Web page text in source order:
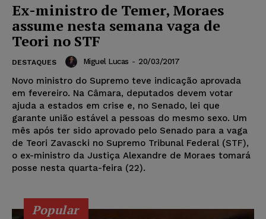
Ex-ministro de Temer, Moraes
assume nesta semana vaga de
Teori no STF
DESTAQUES Miguel Lucas - 20/03/2017
Novo ministro do Supremo teve indicação aprovada
em fevereiro. Na Câmara, deputados devem votar
ajuda a estados em crise e, no Senado, lei que
garante união estável a pessoas do mesmo sexo. Um
mês após ter sido aprovado pelo Senado para a vaga
de Teori Zavascki no Supremo Tribunal Federal (STF),
o ex-ministro da Justiça Alexandre de Moraes tomará
posse nesta quarta-feira (22).
Popular